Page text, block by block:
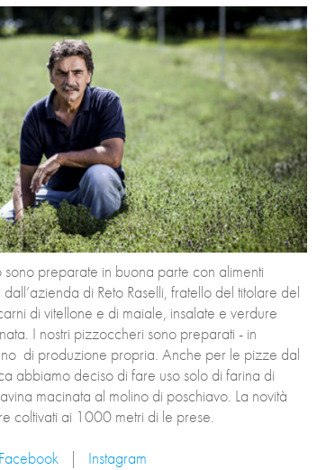
preparate in buona parte con alimenti
di Reto Raselli, fratello del titolare del
di vitellone e di maiale, insalate e verdure
I nostri pizzoccheri sono preparati - in
di produzione propria. Anche per le pizze dal
abbiamo deciso di fare uso solo di farina di
macinata al molino di poschiavo. La novità
coltivati ai 1000 metri di le prese.
Facebook| Instagram